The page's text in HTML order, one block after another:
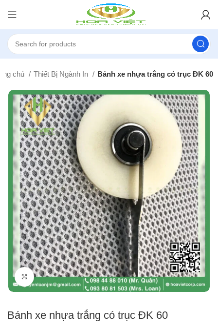
chủ Thiết Bị Ngành In Bánh xe nhựa trắng có trục ĐK 60
Click to enlarge
Bánh xe nhựa trắng có trục ĐK 60